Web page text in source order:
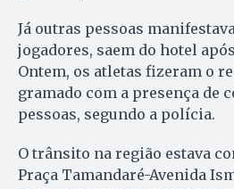
Já outras pessoas
jogadores, saem do hotel
Ontem, os atletas fizeram o
gramado com a presença de
pessoas, segundo a polícia.
O trânsito na região estava
Praça Tamandaré-Avenida